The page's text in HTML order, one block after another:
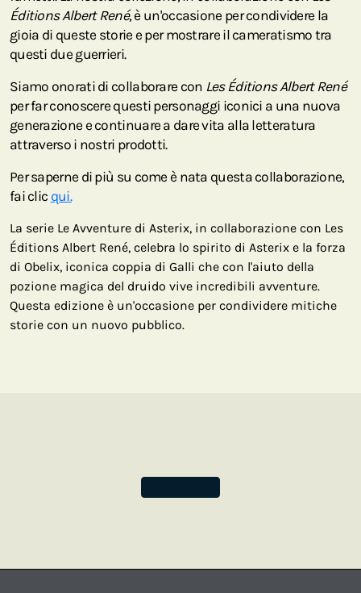
Éditions Albert René, è un'occasione per condividere la
gioia di queste storie e per mostrare il cameratismo tra
questi due guerrieri.
Siamo onorati di collaborare con Les Éditions Albert René
per far conoscere questi personaggi iconici a una nuova
generazione e continuare a dare vita alla letteratura
attraverso i nostri prodotti.
Per saperne di più su come è nata questa collaborazione,
fai clic qui.
La serie Le Avventure di Asterix, in collaborazione con Les
Éditions Albert René, celebra lo spirito di Asterix e la forza
di Obelix, iconica coppia di Galli che con l'aiuto della
pozione magica del druido vive incredibili avventure.
Questa edizione è un'occasione per condividere mitiche
storie con un nuovo pubblico.